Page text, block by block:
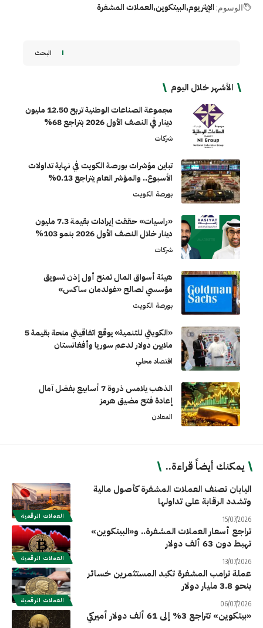
الوسوم: الإيثريومالبيتكوينالعملات المشفرة
البحث
الأشهر خلال اليوم
مجموعة الصناعات الوطنية تربح 12.50 مليون
دينار في النصف الأول 2026 بتراجع 68%
شركات
تباين مؤشرات بورصة الكويت في نهاية تداولات
الأسبوع.. والمؤشر العام يتراجع 0.13%
بورصة الكويت
«راسيات» حققت إيرادات بقيمة 7.3 مليون
دينار خلال النصف الأول 2026 بنمو 103%
شركات
هيئة أسواق المال تمنح أول إذن تسويق
مؤسسي لصالح «غولدمان ساكس»
بورصة الكويت
«الكويتي للتنمية» يوقع اتفاقيتي منحة بقيمة 5
ملايين دولار لدعم سوريا وأفغانستان
اقتصاد محلي
الذهب يلامس ذروة 7 أسابيع بفضل آمال
إعادة فتح مضيق هرمز
المعادن
يمكنك أيضاً قراءة..
العملات الرقمية
اليابان تصنف العملات المشفرة كأصول مالية
وتشدد الرقابة على تداولها
15/07/2026
العملات الرقمية
تراجع أسعار العملات المشفرة.. و«البيتكوين»
تهبط دون 63 ألف دولار
13/07/2026
العملات الرقمية
عملة ترامب المشفرة تكبد المستثمرين خسائر
بنحو 3.8 مليار دولار
06/07/2026
«بيتكوين» تتراجع 3% إلى 61 ألف دولار أميركي